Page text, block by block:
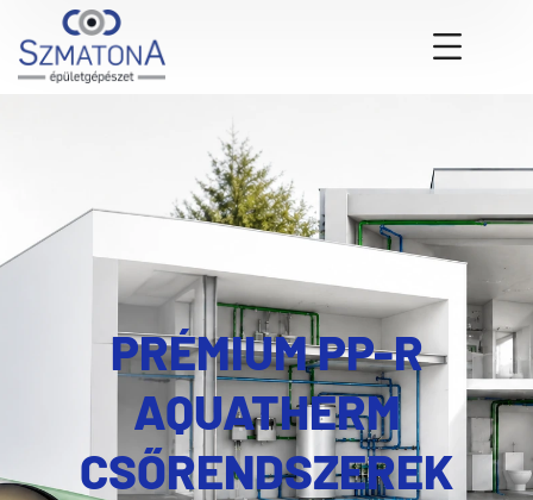
PRÉMIUM PP-R
AQUATHERM
CSŐRENDSZEREK